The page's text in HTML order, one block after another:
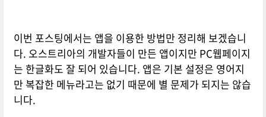
이번 포스팅에서는 앱을 이용한 방법만 정리해 보겠습니
다. 오스트리아의 개발자들이 만든 앱이지만 PC웹페이지
는 한글화도 잘 되어 있습니다. 앱은 기본 설정은 영어지
만 복잡한 메뉴라고는 없기 때문에 별 문제가 되지는 않습
니다.